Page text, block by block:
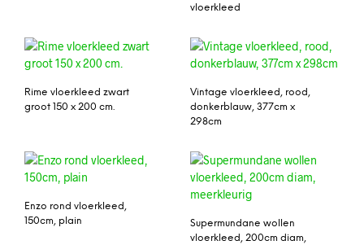
vloerkleed
Rime vloerkleed zwart
groot 150 x 200 cm.
Vintage vloerkleed, rood,
donkerblauw, 377cm x
298cm
Enzo rond vloerkleed,
150cm, plain
Supermundane wollen
vloerkleed, 200cm diam,